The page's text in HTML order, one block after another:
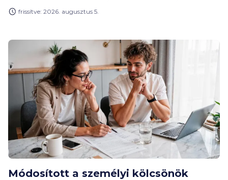
extraprofitadó befizetésének új szabályai miatt van
frissítve: 2026. augusztus 5.
Módosított a személyi kölcsönök